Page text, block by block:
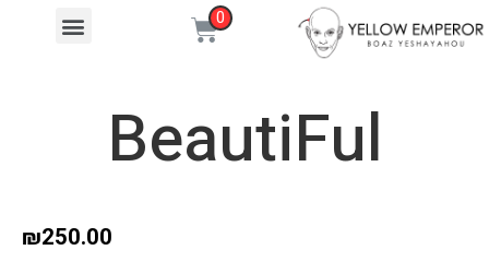
BeautiFul
₪250.00